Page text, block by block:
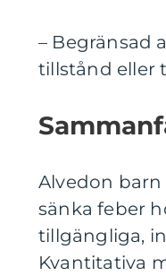
– Begränsad
tillstånd eller
Alvedon
sänka feber
tillgängliga,
Kvantitativa